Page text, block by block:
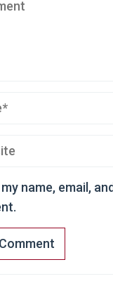
my name, email,